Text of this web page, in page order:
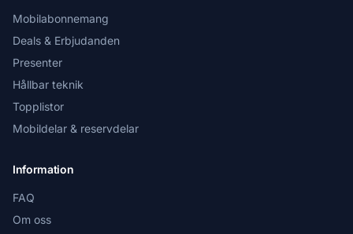
Mobilabonnemang
Deals & Erbjudanden
Presenter
Hållbar teknik
Topplistor
Mobildelar & reservdelar
Information
FAQ
Om oss